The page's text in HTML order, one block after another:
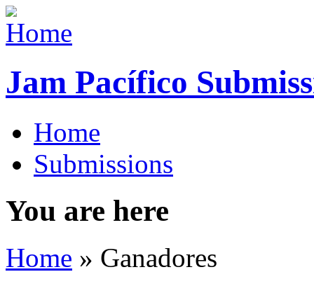
Jam Pacífico
Home
Submissions
You are here
Home » Ganadores